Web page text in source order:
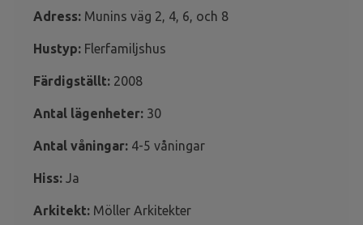
Adress: Munins väg 2, 4, 6, och 8
Hustyp: Flerfamiljshus
Färdigställt: 2008
Antal lägenheter: 30
Antal våningar: 4-5 våningar
Hiss: Ja
Arkitekt: Möller Arkitekter